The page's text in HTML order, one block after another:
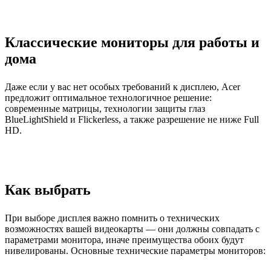
Классические мониторы для работы и
дома
Даже если у вас нет особых требований к дисплею, Acer
предложит оптимальное технологичное решение:
современные матрицы, технологии защиты глаз
BlueLightShield и Flickerless, а также разрешение не ниже Full
HD.
Как выбрать
При выборе дисплея важно помнить о технических
возможностях вашей видеокарты — они должны совпадать с
параметрами монитора, иначе преимущества обоих будут
нивелированы. Основные технические параметры мониторов: